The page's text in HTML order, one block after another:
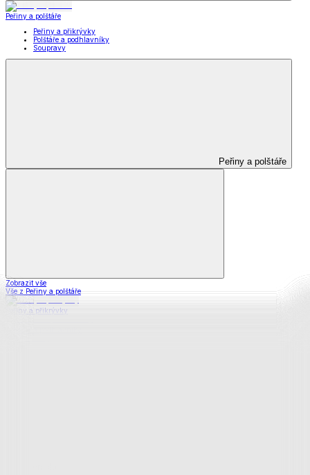
Peřiny a polštáře
Peřiny a přikrývky
Polštáře a podhlavníky
Soupravy
Peřiny a polštáře
Zobrazit vše
Vše z Peřiny a polštáře
Peřiny a přikrývky